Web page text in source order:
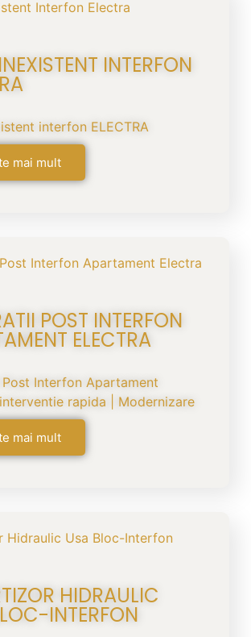
INTERFON
interfon ELECTRA
mai mult
POST INTERFON
ELECTRA
Post Interfon Apartament
rapida | Modernizare
mai mult
HIDRAULIC
INTERFON